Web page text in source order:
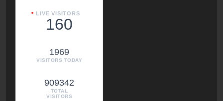
LIVE VISITORS
160
1969
VISITORS TODAY
909342
TOTAL
VISITORS